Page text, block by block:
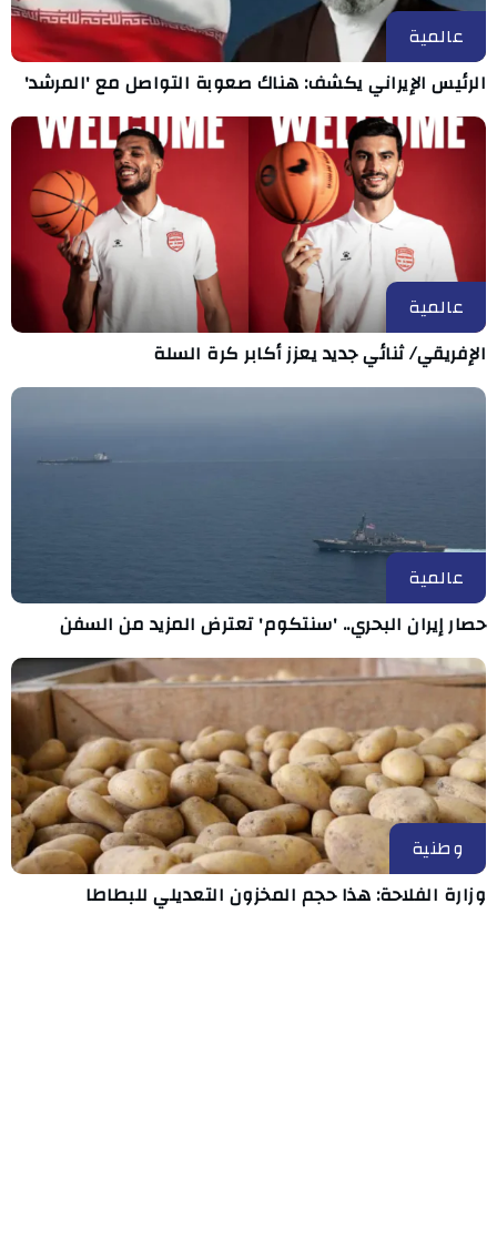
عالمية
الرئيس الإيراني يكشف: هناك صعوبة التواصل مع 'المرشد'
عالمية
الإفريقي/ ثنائي جديد يعزز أكابر كرة السلة
عالمية
حصار إيران البحري.. 'سنتكوم' تعترض المزيد من السفن
وطنية
وزارة الفلاحة: هذا حجم المخزون التعديلي للبطاطا